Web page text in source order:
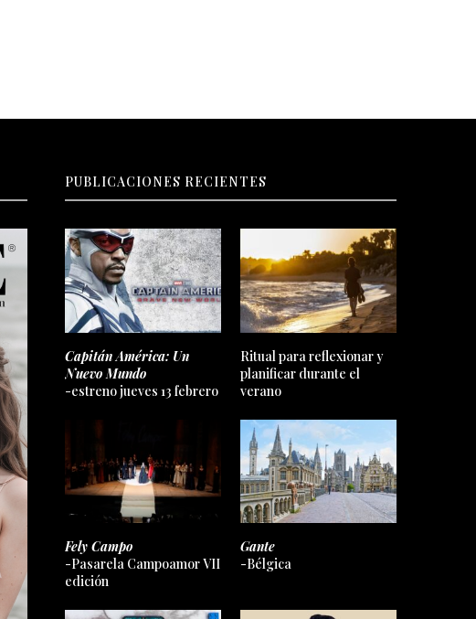
PUBLICACIONES RECIENTES
Capitán América: Un
Nuevo Mundo
-estreno jueves 13 febrero
Ritual para reflexionar y
planificar durante el
verano
Fely Campo
-Pasarela Campoamor VII
edición
Gante
-Bélgica